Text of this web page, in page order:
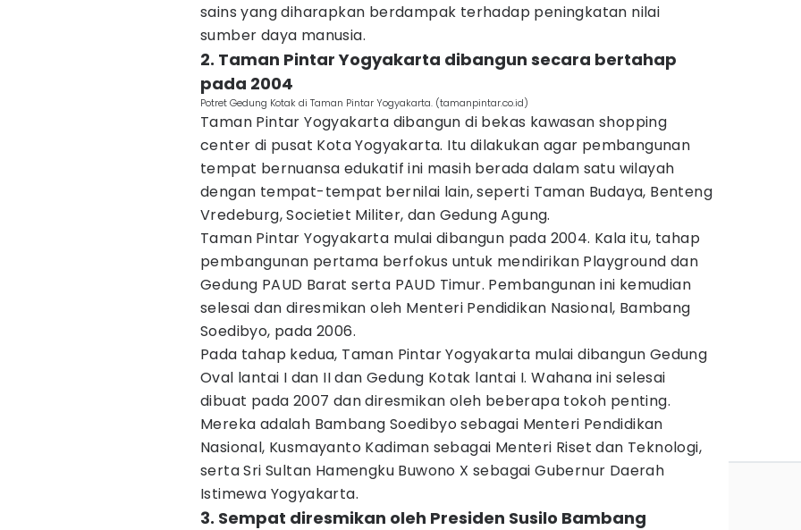
sains yang diharapkan berdampak terhadap peningkatan nilai
sumber daya manusia.
2. Taman Pintar Yogyakarta dibangun secara bertahap
pada 2004
Potret Gedung Kotak di Taman Pintar Yogyakarta. (tamanpintar.co.id)
Taman Pintar Yogyakarta dibangun di bekas kawasan shopping
center di pusat Kota Yogyakarta. Itu dilakukan agar pembangunan
tempat bernuansa edukatif ini masih berada dalam satu wilayah
dengan tempat-tempat bernilai lain, seperti Taman Budaya, Benteng
Vredeburg, Societiet Militer, dan Gedung Agung.
Taman Pintar Yogyakarta mulai dibangun pada 2004. Kala itu, tahap
pembangunan pertama berfokus untuk mendirikan Playground dan
Gedung PAUD Barat serta PAUD Timur. Pembangunan ini kemudian
selesai dan diresmikan oleh Menteri Pendidikan Nasional, Bambang
Soedibyo, pada 2006.
Pada tahap kedua, Taman Pintar Yogyakarta mulai dibangun Gedung
Oval lantai I dan II dan Gedung Kotak lantai I. Wahana ini selesai
dibuat pada 2007 dan diresmikan oleh beberapa tokoh penting.
Mereka adalah Bambang Soedibyo sebagai Menteri Pendidikan
Nasional, Kusmayanto Kadiman sebagai Menteri Riset dan Teknologi,
serta Sri Sultan Hamengku Buwono X sebagai Gubernur Daerah
Istimewa Yogyakarta.
3. Sempat diresmikan oleh Presiden Susilo Bambang